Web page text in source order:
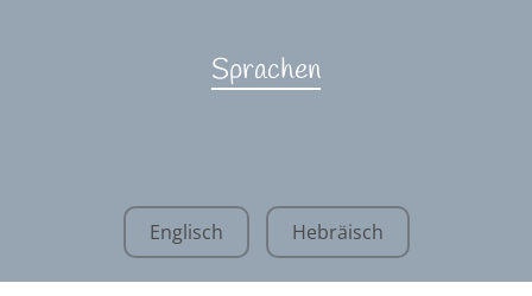
Sprachen
Englisch Hebräisch